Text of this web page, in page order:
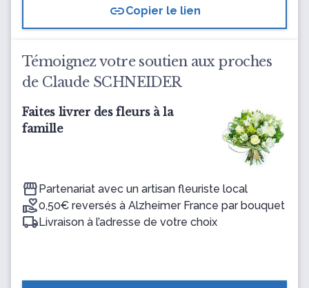
linkCopier le lien
Témoignez votre soutien aux proches
de Claude SCHNEIDER
Faites livrer des fleurs à la
famille
Partenariat avec un artisan fleuriste local
0,50€ reversés à Alzheimer France par bouquet
Livraison à l’adresse de votre choix